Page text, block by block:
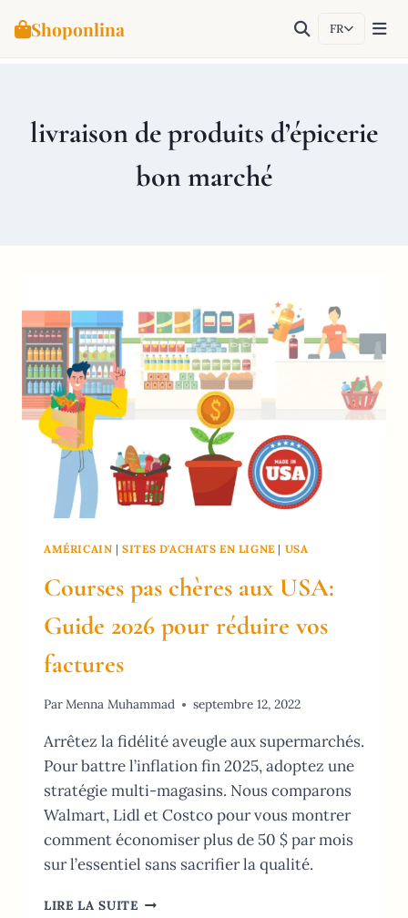
contenu
Shoponlina FR
livraison de produits d’épicerie
bon marché
AMÉRICAIN |SITES D'ACHATS EN LIGNE | USA
Courses pas chères aux USA:
Guide 2026 pour réduire vos
factures
ParMenna Muhammad septembre 12, 2022
Arrêtez la fidélité aveugle aux supermarchés.
Pour battre l’inflation fin 2025, adoptez une
stratégie multi-magasins. Nous comparons
Walmart, Lidl et Costco pour vous montrer
comment économiser plus de 50 $ par mois
sur l’essentiel sans sacrifier la qualité.
LIRE LA SUITECOURSES